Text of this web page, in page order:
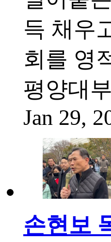
득 채우
회를 영
평양대
Jan 29,
손현보